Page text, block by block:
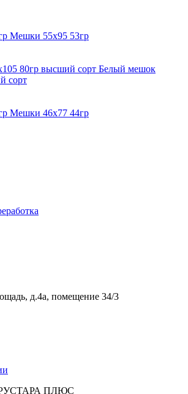
Мешки 55х95 53гр
Белый мешок
сорт
Мешки 46х77 44гр
д.4а, помещение 34/3
РУСТАРА ПЛЮС